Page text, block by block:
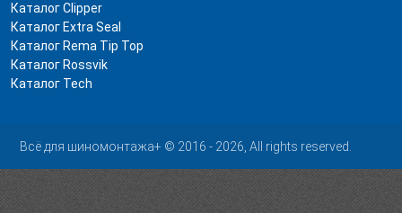
Каталог Clipper
Каталог Extra Seal
Каталог Rema Tip Top
Каталог Rossvik
Каталог Tech
Всё для шиномонтажа+ © 2016 - 2026, All rights reserved.